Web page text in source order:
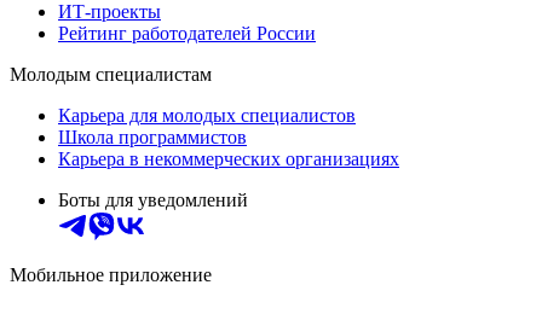
ИТ-проекты
Рейтинг работодателей России
Молодым специалистам
Карьера для молодых специалистов
Школа программистов
Карьера в некоммерческих организациях
Боты для уведомлений
Мобильное приложение